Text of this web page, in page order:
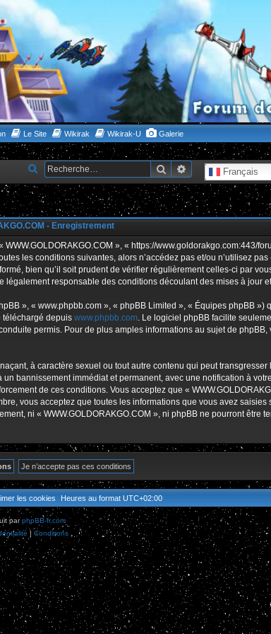
Le Site Wikirak Wikirak-U Galerie
Français
RechercherRecherche avancée
e
c
h
e
c
h
e
r
- Enregistrement
», « https://www.goldorakgo.com:443/
les conditions suivantes, alors n’accédez pas et/ou n’utilisez pas
bien qu’il soit prudent de vérifier régulièrement celles-ci par
légalement responsable des conditions découlant des mises à jour
», « www.phpbb.com », « phpBB Limited », « Équipes phpBB »)
téléchargé depuis www.phpbb.com . Le logiciel phpBB facilite
permis. Pour de plus amples informations au sujet de
à caractère sexuel ou tout autre contenu qui peut
bannissement immédiat et permanent, avec une notification à
de ces conditions. Vous acceptez que «
vous acceptez que toutes les informations que vous avez
ni « WWW.GOLDORAKGO.COM », ni phpBB ne pourront être
Heures au format UTC+02:00
les cookies
parphpBB-fr.com
|Conditions